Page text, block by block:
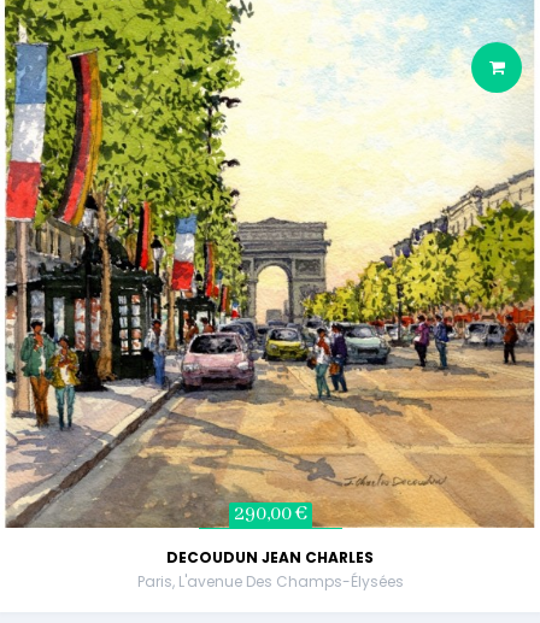
290,00 €
DECOUDUN JEAN CHARLES
Paris, L'avenue Des Champs-Élysées